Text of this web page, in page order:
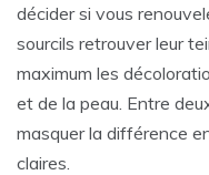
décider si vous
sourcils retrouver leur
maximum les
et de la peau. Entre
masquer la différence
claires.